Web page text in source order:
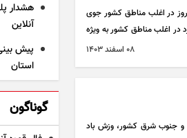
در اغلب مناطق کشور جوی
ماندگاری هوای سرد در اغلب مناطق کشور به ویژه
۰۸ اسفند ۱۴۰۳
و جنوب شرق کشور، وزش باد
هشدار
آنلاین
استان
گوناگون